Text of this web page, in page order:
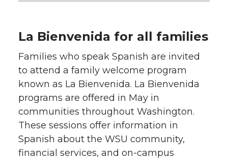
La Bienvenida for all families
Families who speak Spanish are invited
to attend a family welcome program
known as La Bienvenida. La Bienvenida
programs are offered in May in
communities throughout Washington.
These sessions offer information in
Spanish about the WSU community,
financial services, and on-campus